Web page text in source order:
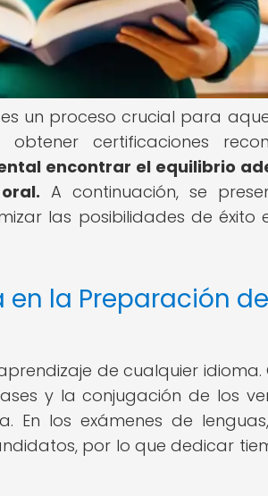
un proceso crucial para
certificaciones
encontrar el equilibrio
A continuación, se
las posibilidades de éxito
la Preparación de
de cualquier
y la conjugación de los
En los exámenes de
por lo que dedicar